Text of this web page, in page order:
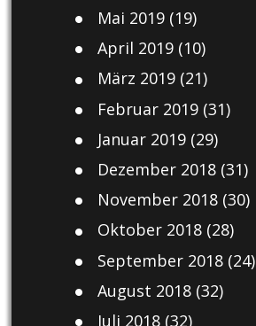
Mai 2019(19)
April 2019(10)
März 2019(21)
Februar 2019(31)
Januar 2019(29)
Dezember 2018(31)
November 2018(30)
Oktober 2018(28)
September 2018(24)
August 2018(32)
Juli 2018(32)